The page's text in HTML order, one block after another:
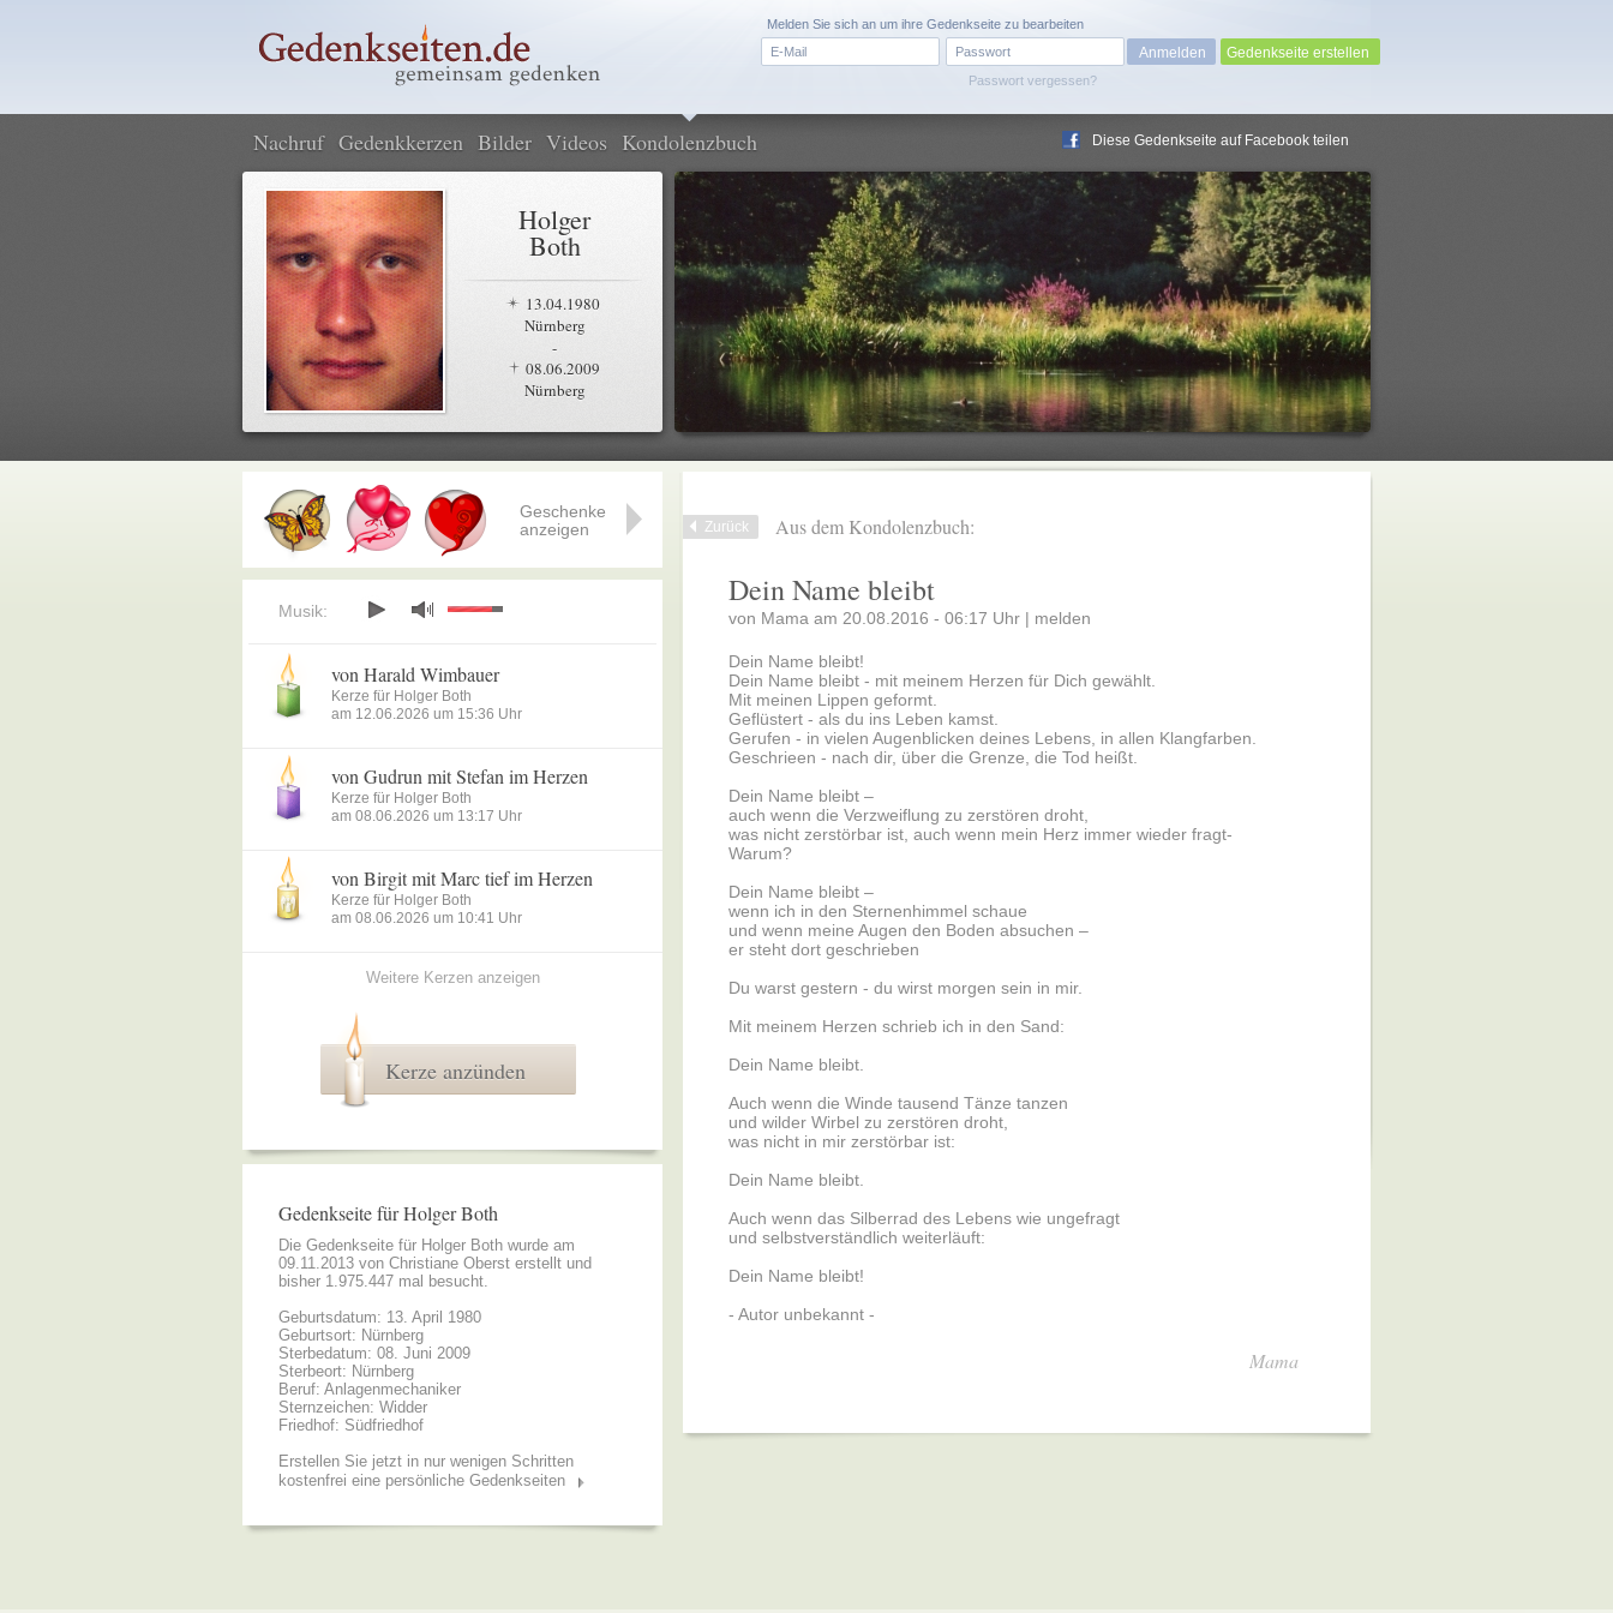
Passwort vergessen?
Melden Sie sich an um ihre Gedenkseite zu bearbeiten
Gedenkseite erstellen
Nachruf Gedenkkerzen Bilder Videos Kondolenzbuch Diese Gedenkseite auf Facebook teilen
Holger
Both
13.04.1980
Nürnberg
-
08.06.2009
Nürnberg
Zurück Aus dem Kondolenzbuch:
Dein Name bleibt
von Mama am 20.08.2016 - 06:17 Uhr | melden
Dein Name bleibt!
Dein Name bleibt - mit meinem Herzen für Dich gewählt.
Mit meinen Lippen geformt.
Geflüstert - als du ins Leben kamst.
Gerufen - in vielen Augenblicken deines Lebens, in allen Klangfarben.
Geschrieen - nach dir, über die Grenze, die Tod heißt.
Dein Name bleibt –
auch wenn die Verzweiflung zu zerstören droht,
was nicht zerstörbar ist, auch wenn mein Herz immer wieder fragt-
Warum?
Dein Name bleibt –
wenn ich in den Sternenhimmel schaue
und wenn meine Augen den Boden absuchen –
er steht dort geschrieben
Du warst gestern - du wirst morgen sein in mir.
Mit meinem Herzen schrieb ich in den Sand:
Dein Name bleibt.
Auch wenn die Winde tausend Tänze tanzen
und wilder Wirbel zu zerstören droht,
was nicht in mir zerstörbar ist:
Dein Name bleibt.
Auch wenn das Silberrad des Lebens wie ungefragt
und selbstverständlich weiterläuft:
Dein Name bleibt!
- Autor unbekannt -
Mama
Geschenke
anzeigen
Musik:
von Harald Wimbauer
Kerze für Holger Both
am 12.06.2026 um 15:36 Uhr
von Gudrun mit Stefan im Herzen
Kerze für Holger Both
am 08.06.2026 um 13:17 Uhr
von Birgit mit Marc tief im Herzen
Kerze für Holger Both
am 08.06.2026 um 10:41 Uhr
Weitere Kerzen anzeigen
Kerze anzünden
Gedenkseite für Holger Both
Die Gedenkseite für Holger Both wurde am
09.11.2013 von Christiane Oberst erstellt und
bisher 1.975.447 mal besucht.
Geburtsdatum: 13. April 1980
Geburtsort: Nürnberg
Sterbedatum: 08. Juni 2009
Sterbeort: Nürnberg
Beruf: Anlagenmechaniker
Sternzeichen: Widder
Friedhof: Südfriedhof
Erstellen Sie jetzt in nur wenigen Schritten
kostenfrei eine persönliche Gedenkseiten